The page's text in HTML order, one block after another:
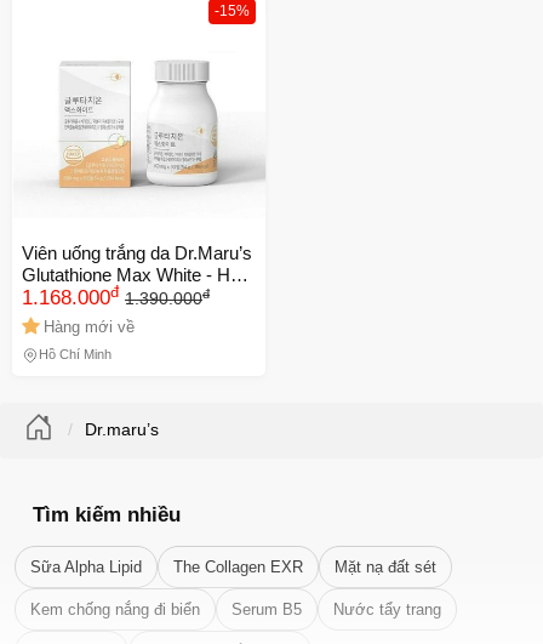
-15%
Viên uống trắng da Dr.Maru’s
Glutathione Max White - Hỗ
trợ làm sáng da, cải thiện tình
trạng nám, sản phẩm chính
hãng Hàn Quốc
1.168.000đ 1.390.000đ
Hàng mới về
Hồ Chí Minh
Dr.maru’s
Tìm kiếm nhiều
Sữa Alpha Lipid The Collagen EXR Mặt nạ đất sét
Kem chống nắng đi biển Serum B5 Nước tẩy trang